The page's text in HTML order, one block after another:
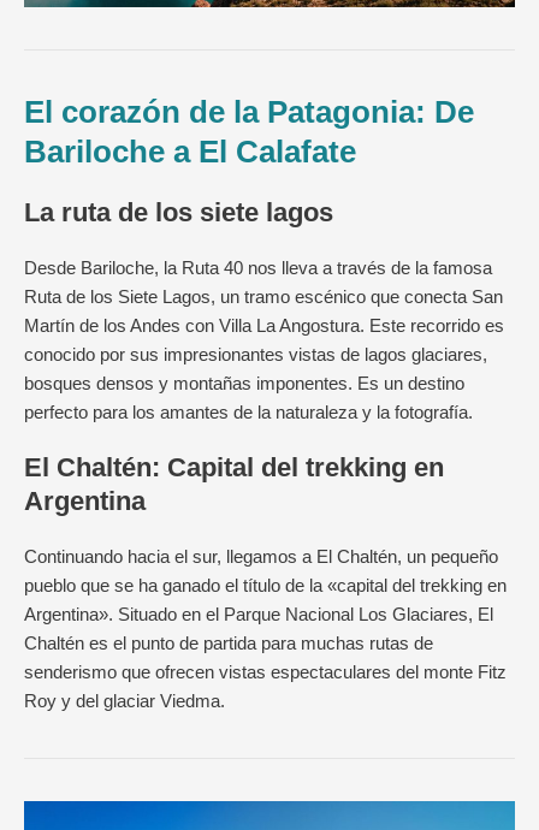
El corazón de la Patagonia: De
Bariloche a El Calafate
La ruta de los siete lagos
Desde Bariloche, la Ruta 40 nos lleva a través de la famosa
Ruta de los Siete Lagos, un tramo escénico que conecta San
Martín de los Andes con Villa La Angostura. Este recorrido es
conocido por sus impresionantes vistas de lagos glaciares,
bosques densos y montañas imponentes. Es un destino
perfecto para los amantes de la naturaleza y la fotografía.
El Chaltén: Capital del trekking en
Argentina
Continuando hacia el sur, llegamos a El Chaltén, un pequeño
pueblo que se ha ganado el título de la «capital del trekking en
Argentina». Situado en el Parque Nacional Los Glaciares, El
Chaltén es el punto de partida para muchas rutas de
senderismo que ofrecen vistas espectaculares del monte Fitz
Roy y del glaciar Viedma.